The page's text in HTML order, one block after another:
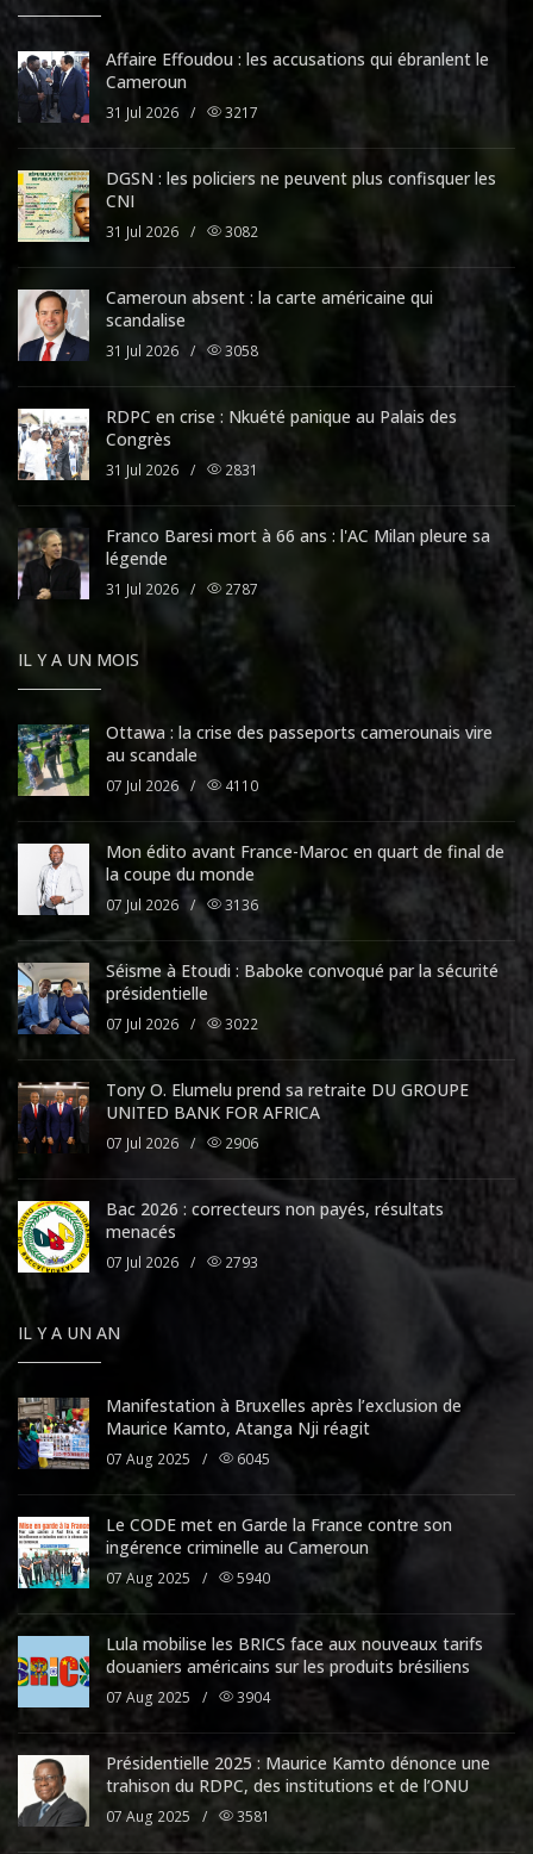
Affaire Effoudou : les accusations qui ébranlent le
Cameroun
31 Jul 2026 / 3217
DGSN : les policiers ne peuvent plus confisquer les
CNI
31 Jul 2026 / 3082
Cameroun absent : la carte américaine qui
scandalise
31 Jul 2026 / 3058
RDPC en crise : Nkuété panique au Palais des
Congrès
31 Jul 2026 / 2831
Franco Baresi mort à 66 ans : l'AC Milan pleure sa
légende
31 Jul 2026 / 2787
IL Y A UN MOIS
Ottawa : la crise des passeports camerounais vire
au scandale
07 Jul 2026 / 4110
Mon édito avant France-Maroc en quart de final de
la coupe du monde
07 Jul 2026 / 3136
Séisme à Etoudi : Baboke convoqué par la sécurité
présidentielle
07 Jul 2026 / 3022
Tony O. Elumelu prend sa retraite DU GROUPE
UNITED BANK FOR AFRICA
07 Jul 2026 / 2906
Bac 2026 : correcteurs non payés, résultats
menacés
07 Jul 2026 / 2793
IL Y A UN AN
Manifestation à Bruxelles après l’exclusion de
Maurice Kamto, Atanga Nji réagit
07 Aug 2025 / 6045
Le CODE met en Garde la France contre son
ingérence criminelle au Cameroun
07 Aug 2025 / 5940
Lula mobilise les BRICS face aux nouveaux tarifs
douaniers américains sur les produits brésiliens
07 Aug 2025 / 3904
Présidentielle 2025 : Maurice Kamto dénonce une
trahison du RDPC, des institutions et de l’ONU
07 Aug 2025 / 3581